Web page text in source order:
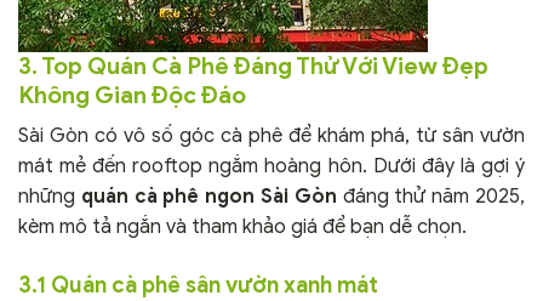
3. Top Quán Cà Phê Đáng Thử Với View Đẹp
Không Gian Độc Đáo
Sài Gòn có vô số góc cà phê để khám phá, từ sân vườn
mát mẻ đến rooftop ngắm hoàng hôn. Dưới đây là gợi ý
những quán cà phê ngon Sài Gòn đáng thử năm 2025,
kèm mô tả ngắn và tham khảo giá để bạn dễ chọn.
3.1 Quán cà phê sân vườn xanh mát